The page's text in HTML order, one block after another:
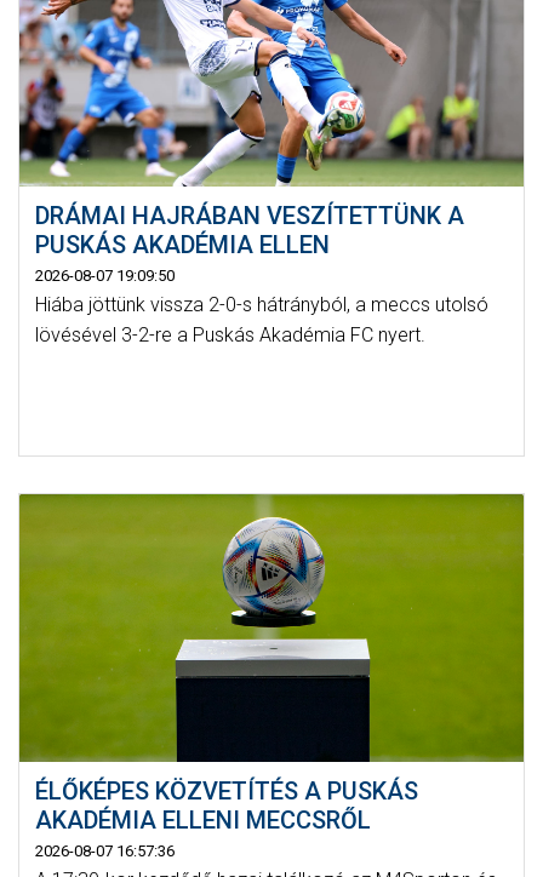
DRÁMAI HAJRÁBAN VESZÍTETTÜNK A
PUSKÁS AKADÉMIA ELLEN
2026-08-07 19:09:50
Hiába jöttünk vissza 2-0-s hátrányból, a meccs utolsó
lövésével 3-2-re a Puskás Akadémia FC nyert.
ÉLŐKÉPES KÖZVETÍTÉS A PUSKÁS
AKADÉMIA ELLENI MECCSRŐL
2026-08-07 16:57:36